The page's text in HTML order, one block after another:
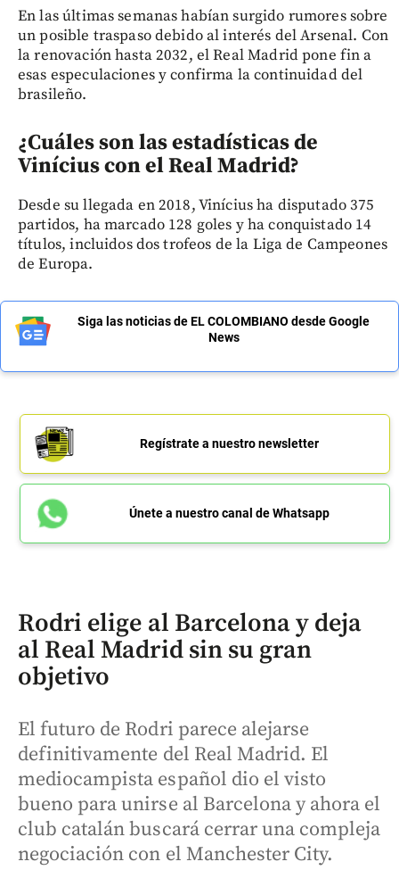
En las últimas semanas habían surgido rumores sobre
un posible traspaso debido al interés del Arsenal. Con
la renovación hasta 2032, el Real Madrid pone fin a
esas especulaciones y confirma la continuidad del
brasileño.
¿Cuáles son las estadísticas de
Vinícius con el Real Madrid?
Desde su llegada en 2018, Vinícius ha disputado 375
partidos, ha marcado 128 goles y ha conquistado 14
títulos, incluidos dos trofeos de la Liga de Campeones
de Europa.
Siga las noticias de EL COLOMBIANO desde Google
News
Regístrate a nuestro newsletter
Únete a nuestro canal de Whatsapp
Rodri elige al Barcelona y deja
al Real Madrid sin su gran
objetivo
El futuro de Rodri parece alejarse
definitivamente del Real Madrid. El
mediocampista español dio el visto
bueno para unirse al Barcelona y ahora el
club catalán buscará cerrar una compleja
negociación con el Manchester City.